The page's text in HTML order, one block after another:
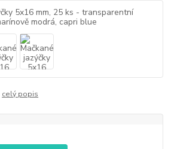
celý popis